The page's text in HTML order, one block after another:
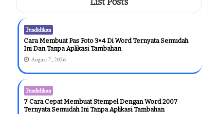
Pendidikan
Cara Membuat Pas Foto 3×4 Di Word Ternyata Semudah
Ini Dan Tanpa Aplikasi Tambahan
August 7, 2026
Pendidikan
7 Cara Cepat Membuat Stempel Dengan Word 2007
Ternyata Semudah Ini Tanpa Aplikasi Tambahan